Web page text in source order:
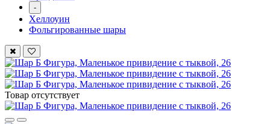
-
Хеллоуин
Фольгированные шары
Товар отсутствует